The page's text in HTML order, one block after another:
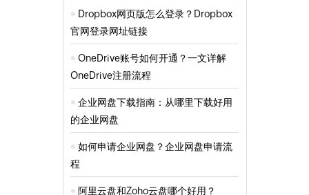
Dropbox网页版怎么登录？Dropbox
官网登录网址链接
OneDrive账号如何开通？一文详解
OneDrive注册流程
企业网盘下载指南：从哪里下载好用
的企业网盘
如何申请企业网盘？企业网盘申请流
程
阿里云盘和Zoho云盘哪个好用？